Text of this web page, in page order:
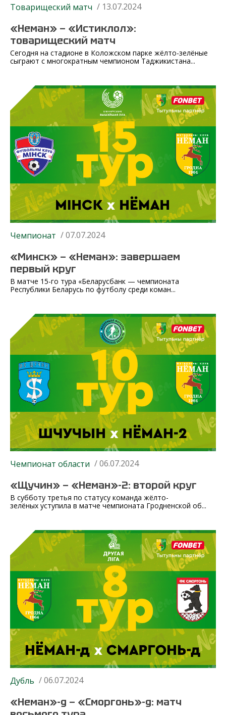
Товарищеский матч / 13.07.2024
«Неман» — «Истиклол»:
товарищеский матч
Сегодня на стадионе в Коложском парке жёлто-зелёные
сыграют с многократным чемпионом Таджикистана...
Чемпионат / 07.07.2024
«Минск» — «Неман»: завершаем
первый круг
В матче 15-го тура «Беларусбанк — чемпионата
Республики Беларусь по футболу среди коман...
Чемпионат области / 06.07.2024
«Щучин» — «Неман»-2: второй круг
В субботу третья по статусу команда жёлто-
зелёных уступила в матче чемпионата Гродненской об...
Дубль / 06.07.2024
«Неман»-д — «Сморгонь»-д: матч